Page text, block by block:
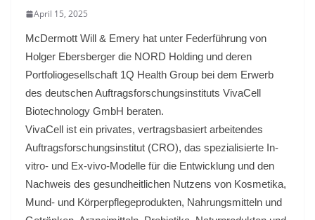
April 15, 2025
McDermott Will & Emery hat unter Federführung von
Holger Ebersberger die NORD Holding und deren
Portfoliogesellschaft 1Q Health Group bei dem Erwerb
des deutschen Auftragsforschungsinstituts VivaCell
Biotechnology GmbH beraten.
VivaCell ist ein privates, vertragsbasiert arbeitendes
Auftragsforschungsinstitut (CRO), das spezialisierte In-
vitro- und Ex-vivo-Modelle für die Entwicklung und den
Nachweis des gesundheitlichen Nutzens von Kosmetika,
Mund- und Körperpflegeprodukten, Nahrungsmitteln und